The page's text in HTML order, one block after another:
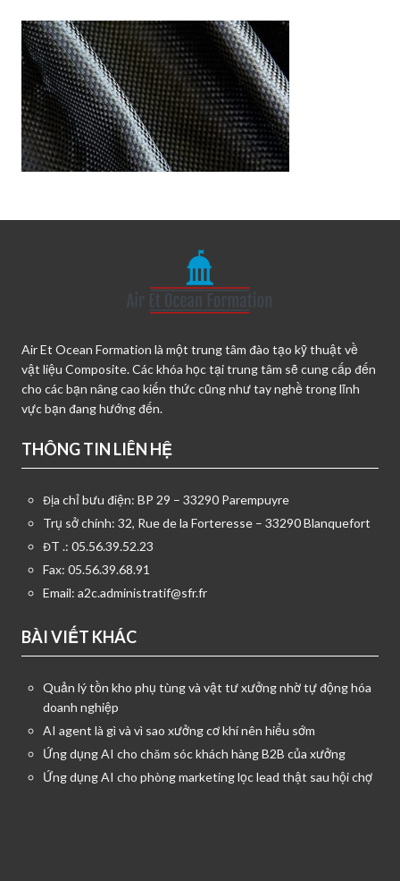
Air Et Ocean Formation là một trung tâm đào tạo kỹ thuật về
vật liệu Composite. Các khóa học tại trung tâm sẽ cung cấp đến
cho các bạn nâng cao kiến thức cũng như tay nghề trong lĩnh
vực bạn đang hướng đến.
THÔNG TIN LIÊN HỆ
Địa chỉ bưu điện: BP 29 – 33290 Parempuyre
Trụ sở chính: 32, Rue de la Forteresse – 33290 Blanquefort
ĐT .: 05.56.39.52.23
Fax: 05.56.39.68.91
Email: a2c.administratif@sfr.fr
BÀI VIẾT KHÁC
Quản lý tồn kho phụ tùng và vật tư xưởng nhờ tự động hóa
doanh nghiệp
AI agent là gì và vì sao xưởng cơ khí nên hiểu sớm
Ứng dụng AI cho chăm sóc khách hàng B2B của xưởng
Ứng dụng AI cho phòng marketing lọc lead thật sau hội chợ